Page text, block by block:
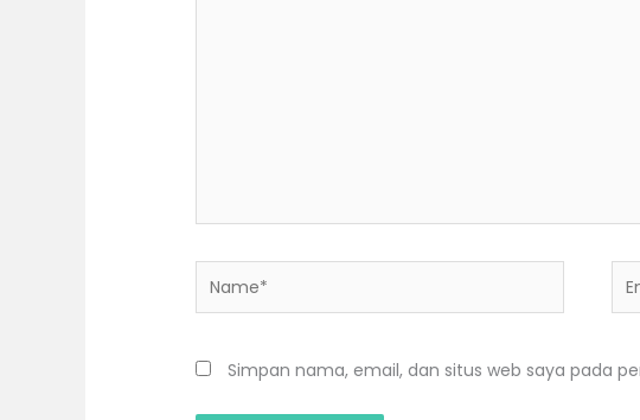
Name*
Simpan nama, email, dan situs web saya pada